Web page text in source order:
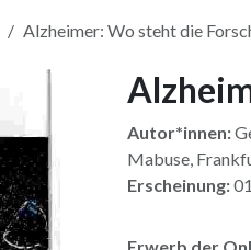
Alzheimer: Wo steht die
Autor*innen:
Mabuse,
Erscheinung: